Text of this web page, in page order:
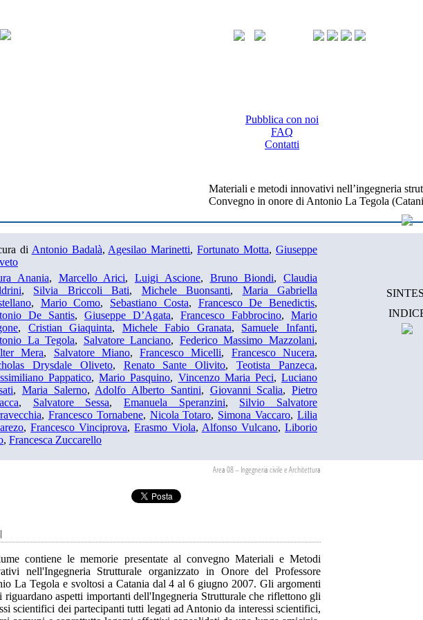
Pubblica con noi
FAQ
Contatti
Materiali e metodi innovativi nell’ingegneria
Convegno in onore di Antonio La Tegola
di Antonio Badalà, Agesilao Marinetti,Fortunato Motta,Giuseppe
Anania, Marcello Arici, Luigi Ascione, Bruno Biondi, Claudia
, Silvia Briccoli Bati, Michele Buonsanti, Maria Gabriella
, Mario Como, Sebastiano Costa, Francesco De Benedictis,
De Santis, Giuseppe D’Agata, Francesco Fabbrocino, Mario
, Cristian Giaquinta, Michele Fabio Granata, Samuele Infanti,
La Tegola, Salvatore Lanciano, Federico Massimo Mazzolani,
Mera, Salvatore Miano,Francesco Micelli, Francesco Nucera,
Drysdale Oliveto, Renato Sante Olivito,Teotista Panzeca,
Pappatico,Mario Pasquino, Vincenzo Maria Peci,Luciano
, Maria Salerno, Adolfo Alberto Santini, Giovanni Scalia, Pietro
, Salvatore Sessa,Emanuela Speranzini, Silvio Salvatore
, Francesco Tornabene, Nicola Totaro, Simona Vaccaro,Lilia
,Francesco Vinciprova,Erasmo Viola, Alfonso Vulcano,Liborio
, Francesca Zuccarello
Area 08 – Ingegneria civile e Architettura
contiene le memorie presentate al convegno Materiali e Metodi
nell'Ingegneria Strutturale organizzato in Onore del Professore
La Tegola e svoltosi a Catania dal 4 al 6 giugno 2007. Gli argomenti
riguardano aspetti importanti dell'Ingegneria Strutturale che riflettono gli
scientifici dei partecipanti tutti legati ad Antonio da interessi scientifici,